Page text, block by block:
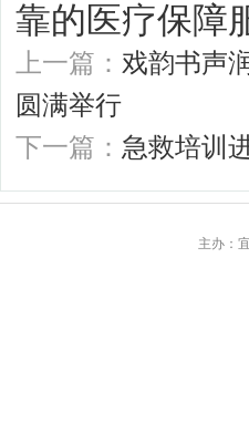
靠的医疗保障
上一篇： 戏韵书声
圆满举行
下一篇： 急救培训
主办